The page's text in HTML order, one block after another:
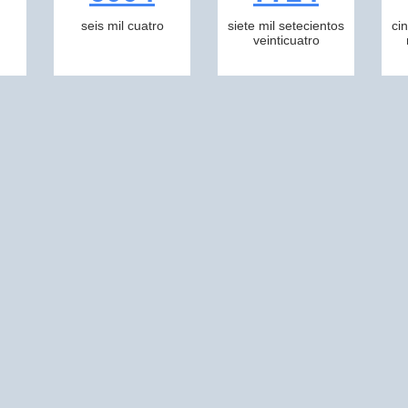
seis mil cuatro
siete mil setecientos
veinticuatro